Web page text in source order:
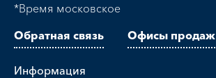
*Время московское
Обратная связь
Офисы продаж
Информация